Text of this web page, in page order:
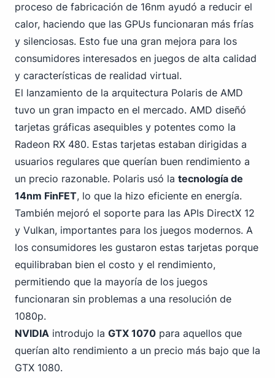
proceso de fabricación de 16nm ayudó a reducir el
calor, haciendo que las GPUs funcionaran más frías
y silenciosas. Esto fue una gran mejora para los
consumidores interesados en juegos de alta calidad
y características de realidad virtual.
El lanzamiento de la arquitectura Polaris de AMD
tuvo un gran impacto en el mercado. AMD diseñó
tarjetas gráficas asequibles y potentes como la
Radeon RX 480. Estas tarjetas estaban dirigidas a
usuarios regulares que querían buen rendimiento a
un precio razonable. Polaris usó la tecnología de
14nm FinFET, lo que la hizo eficiente en energía.
También mejoró el soporte para las APIs DirectX 12
y Vulkan, importantes para los juegos modernos. A
los consumidores les gustaron estas tarjetas porque
equilibraban bien el costo y el rendimiento,
permitiendo que la mayoría de los juegos
funcionaran sin problemas a una resolución de
1080p.
NVIDIA introdujo la GTX 1070 para aquellos que
querían alto rendimiento a un precio más bajo que la
GTX 1080.